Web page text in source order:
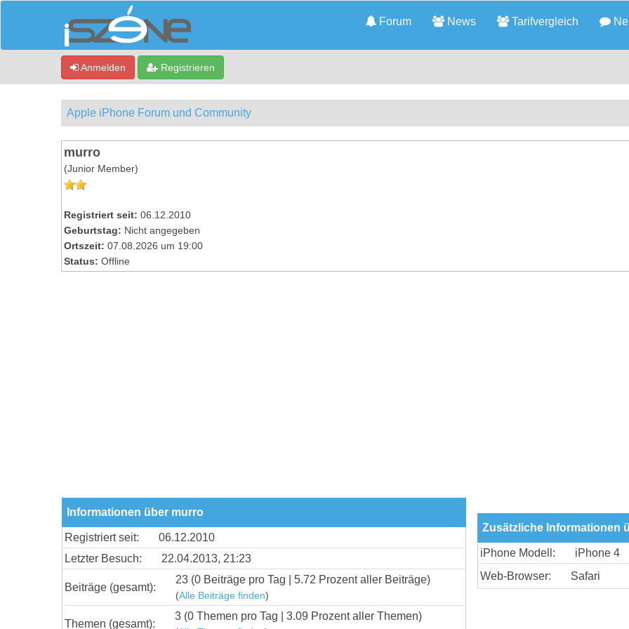
Forum News Tarifvergleich
Anmelden Registrieren
Apple iPhone Forum und Community
murro
(Junior Member)
Registriert seit: 06.12.2010
Geburtstag: Nicht angegeben
Ortszeit: 07.08.2026 um 19:00
Status: Offline
Informationen über murro
Registriert seit:
06.12.2010
Letzter Besuch:
22.04.2013, 21:23
Beiträge (gesamt):
23 (0 Beiträge pro Tag | 5.72 Prozent aller Beiträge)
(Alle Beiträge finden)
Themen (gesamt):
3 (0 Themen pro Tag | 3.09 Prozent aller Themen)
Zusätzliche Informationen
iPhone Modell:
iPhone 4
Web-Browser:
Safari